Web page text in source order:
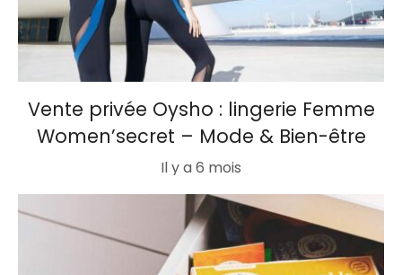
Vente privée Oysho : lingerie Femme
Women’secret – Mode & Bien-être
Il y a 6 mois